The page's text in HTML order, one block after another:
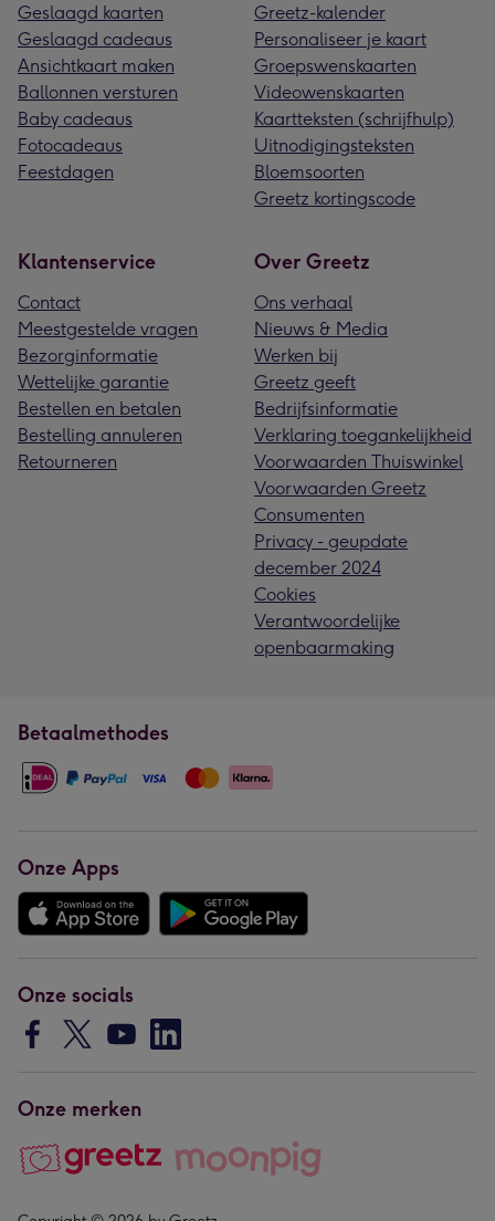
Geslaagd kaarten
Geslaagd cadeaus
Ansichtkaart maken
Ballonnen versturen
Baby cadeaus
Fotocadeaus
Feestdagen
Greetz-kalender
Personaliseer je kaart
Groepswenskaarten
Videowenskaarten
Kaartteksten (schrijfhulp)
Uitnodigingsteksten
Bloemsoorten
Greetz kortingscode
Klantenservice
Contact
Meestgestelde vragen
Bezorginformatie
Wettelijke garantie
Bestellen en betalen
Bestelling annuleren
Retourneren
Over Greetz
Ons verhaal
Nieuws & Media
Werken bij
Greetz geeft
Bedrijfsinformatie
Verklaring toegankelijkheid
Voorwaarden Thuiswinkel
Voorwaarden Greetz
Consumenten
Privacy - geupdate
december 2024
Cookies
Verantwoordelijke
openbaarmaking
Betaalmethodes
Onze Apps
Onze socials
Onze merken